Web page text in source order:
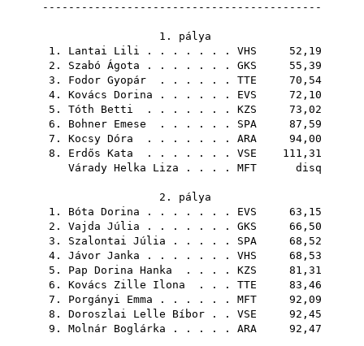
-------------------------------------------
1. pálya
1. Lantai Lili . . . . . . . VHS 52,19
2. Szabó Ágota . . . . . . . GKS 55,39
3. Fodor Gyopár . . . . . . TTE 70,54
4. Kovács Dorina . . . . . . EVS 72,10
5. Tóth Betti . . . . . . . KZS 73,02
6. Bohner Emese . . . . . . SPA 87,59
7. Kocsy Dóra . . . . . . . ARA 94,00
8. Erdős Kata . . . . . . . VSE 111,31
Várady Helka Liza . . . . MFT disq
2. pálya
1. Bóta Dorina . . . . . . . EVS 63,15
2. Vajda Júlia . . . . . . . GKS 66,50
3. Szalontai Júlia . . . . . SPA 68,52
4. Jávor Janka . . . . . . . VHS 68,53
5. Pap Dorina Hanka . . . . KZS 81,31
6. Kovács Zille Ilona . . . TTE 83,46
7. Porgányi Emma . . . . . . MFT 92,09
8. Doroszlai Lelle Bíbor . . VSE 92,45
9. Molnár Boglárka . . . . . ARA 92,47